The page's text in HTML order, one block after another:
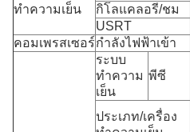
ทำความเย็น
กิโลแคลอรี/ชม
USRT
คอมเพรสเซอร์กำลังไฟฟ้าเข้า
ระบบ
ทำความ
เย็น
พีซี
ประเภท/เครื่อง